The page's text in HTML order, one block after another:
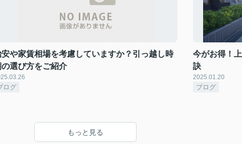
安や家賃相場を考慮していますか？引っ越し時
の選び方をご紹介
ログ
今がお得！
訣
2025.01.20
ブログ
もっと見る